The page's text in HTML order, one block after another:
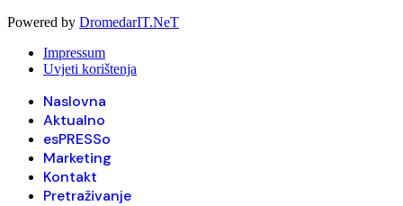
Powered by DromedarIT.NeT
Impressum
Uvjeti korištenja
Naslovna
Aktualno
esPRESSo
Marketing
Kontakt
Pretraživanje